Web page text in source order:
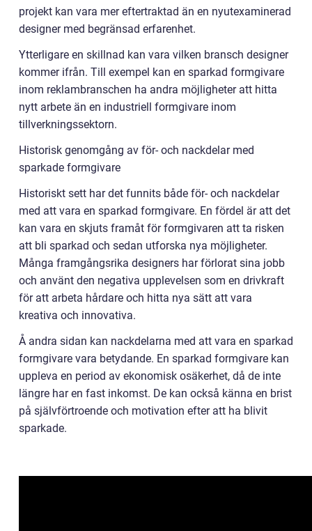
projekt kan vara mer eftertraktad än en nyutexaminerad
designer med begränsad erfarenhet.
Ytterligare en skillnad kan vara vilken bransch designer
kommer ifrån. Till exempel kan en sparkad formgivare
inom reklambranschen ha andra möjligheter att hitta
nytt arbete än en industriell formgivare inom
tillverkningssektorn.
Historisk genomgång av för- och nackdelar med
sparkade formgivare
Historiskt sett har det funnits både för- och nackdelar
med att vara en sparkad formgivare. En fördel är att det
kan vara en skjuts framåt för formgivaren att ta risken
att bli sparkad och sedan utforska nya möjligheter.
Många framgångsrika designers har förlorat sina jobb
och använt den negativa upplevelsen som en drivkraft
för att arbeta hårdare och hitta nya sätt att vara
kreativa och innovativa.
Å andra sidan kan nackdelarna med att vara en sparkad
formgivare vara betydande. En sparkad formgivare kan
uppleva en period av ekonomisk osäkerhet, då de inte
längre har en fast inkomst. De kan också känna en brist
på självförtroende och motivation efter att ha blivit
sparkade.